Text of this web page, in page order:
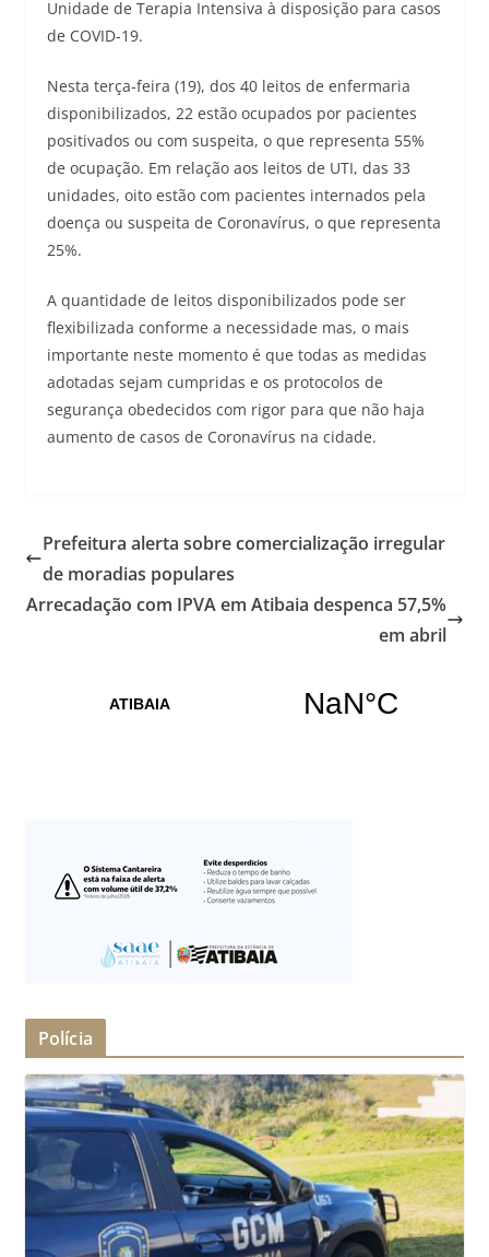
Unidade de Terapia Intensiva à disposição para casos
de COVID-19.
Nesta terça-feira (19), dos 40 leitos de enfermaria
disponibilizados, 22 estão ocupados por pacientes
positivados ou com suspeita, o que representa 55%
de ocupação. Em relação aos leitos de UTI, das 33
unidades, oito estão com pacientes internados pela
doença ou suspeita de Coronavírus, o que representa
25%.
A quantidade de leitos disponibilizados pode ser
flexibilizada conforme a necessidade mas, o mais
importante neste momento é que todas as medidas
adotadas sejam cumpridas e os protocolos de
segurança obedecidos com rigor para que não haja
aumento de casos de Coronavírus na cidade.
Prefeitura alerta sobre comercialização irregular
de moradias populares
Arrecadação com IPVA em Atibaia despenca 57,5%
em abril
Polícia